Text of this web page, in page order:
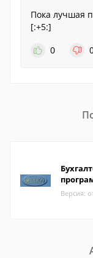
Пока лучшая
[:+5:]
0
Версия: